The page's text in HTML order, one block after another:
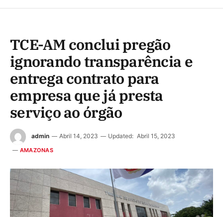
TCE-AM conclui pregão
ignorando transparência e
entrega contrato para
empresa que já presta
serviço ao órgão
admin Abril 14, 2023 Updated: Abril 15, 2023
AMAZONAS